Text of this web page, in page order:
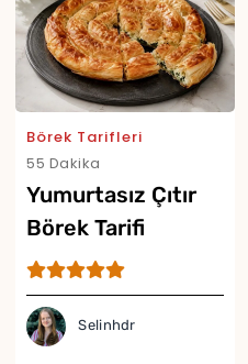
Börek Tarifleri
55 Dakika
Yumurtasız Çıtır
Börek Tarifi
Selinhdr